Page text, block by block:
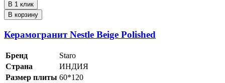
В 1 клик
В корзину
Керамогранит Nestle Beige Polished
Бренд
Staro
Страна
ИНДИЯ
Размер плиты 60*120